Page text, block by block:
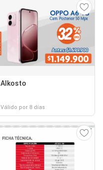
Alkosto
Válido por 8 días